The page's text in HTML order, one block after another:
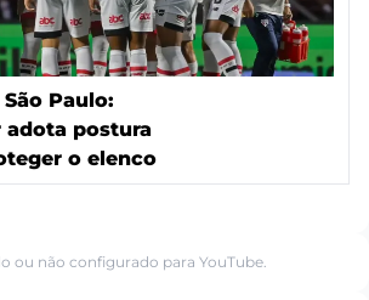
Paulo:
adota postura
o elenco
ou não configurado para YouTube.